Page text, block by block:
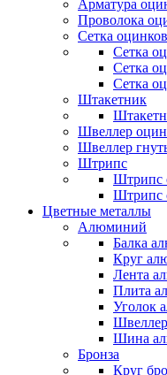
Арматура
Проволока
Сетка
Сетка
Сетка
Сетка
Штакетник
Швеллер
Швеллер
Штрипс
Штрипс
Штрипс
Цветные металлы
Алюминий
Балка
Круг
Лента
Плита
Уголок
Шина
Бронза
Круг